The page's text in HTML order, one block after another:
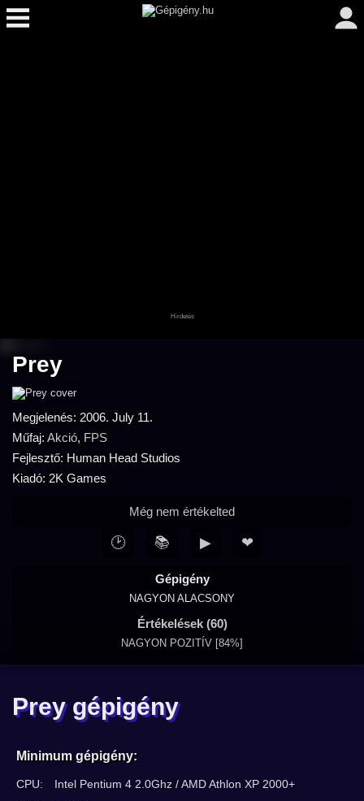
Prey
Megjelenés: 2006. July 11.
Műfaj: Akció, FPS
Fejlesztő: Human Head Studios
Kiadó: 2K Games
Gépigény
NAGYON ALACSONY
Értékelések (60)
NAGYON POZITÍV [84%]
Még nem értékelted
🕑 📚 ▶ ❤
Prey gépigény
Minimum gépigény:
CPU:
Intel Pentium 4 2.0Ghz / AMD Athlon XP 2000+